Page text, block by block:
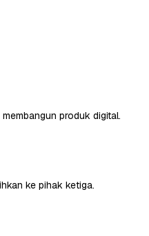
produk digital.
ke pihak ketiga.